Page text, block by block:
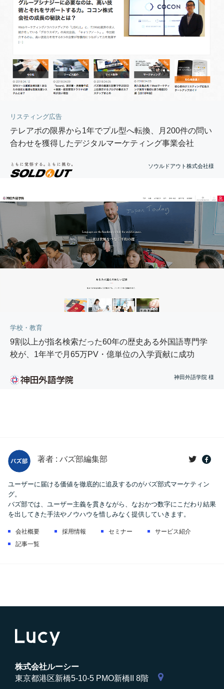
リスティング広告
テレアポの限界から1年でプル型へ転換、月200件の問い
合わせを獲得したデジタルマーケティング事業会社
ソウルドアウト株式会社様
学校・教育
9割以上が指名検索だった60年の歴史ある外国語専門学
校が、1年半で月65万PV・億単位の入学貢献に成功
神田外語学院 様
著者 : バズ部編集部
ユーザーに届ける価値を徹底的に追及するのがバズ部式マーケティン
グ。
バズ部では、ユーザー主義を貫きながら、なおかつ数字にこだわり結果
を出してきた手法やノウハウを惜しみなく提供していきます。
会社概要 採用情報 セミナー
サービス紹介
記事一覧
株式会社ルーシー
東京都港区新橋5-10-5 PMO新橋II 8階